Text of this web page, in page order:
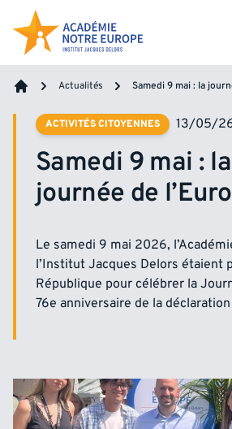
Accéder au contenu
Actualités Samedi 9 mai : la
ACTIVITÉS CITOYENNES 13/05/
Samedi 9 mai : la
journée de
Le samedi 9 mai 2026,
l’Institut Jacques Delors étaient
République pour célébrer la
76e anniversaire de la